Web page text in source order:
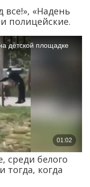
все!», «Надень
полицейские.
среди белого
тогда, когда